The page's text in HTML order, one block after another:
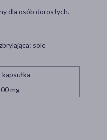
dla osób dorosłych.
sole
kapsułka
mg